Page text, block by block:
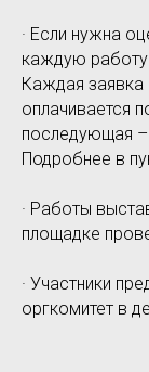
· Если нужна
каждую работу
Каждая заявка
оплачивается
последующая –
Подробнее в
· Работы
площадке
· Участники
оргкомитет в